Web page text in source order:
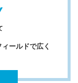
ールドで広く